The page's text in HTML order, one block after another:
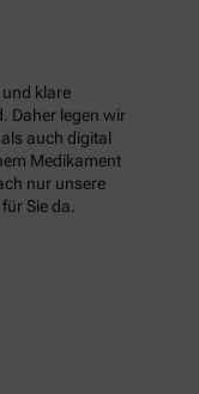
klare
Daher legen wir
auch digital
Medikament
nur unsere
Sie da.